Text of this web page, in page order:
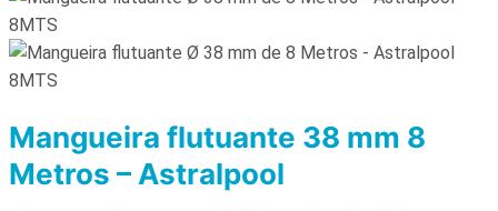
Mangueira flutuante 38 mm 8
Metros – Astralpool